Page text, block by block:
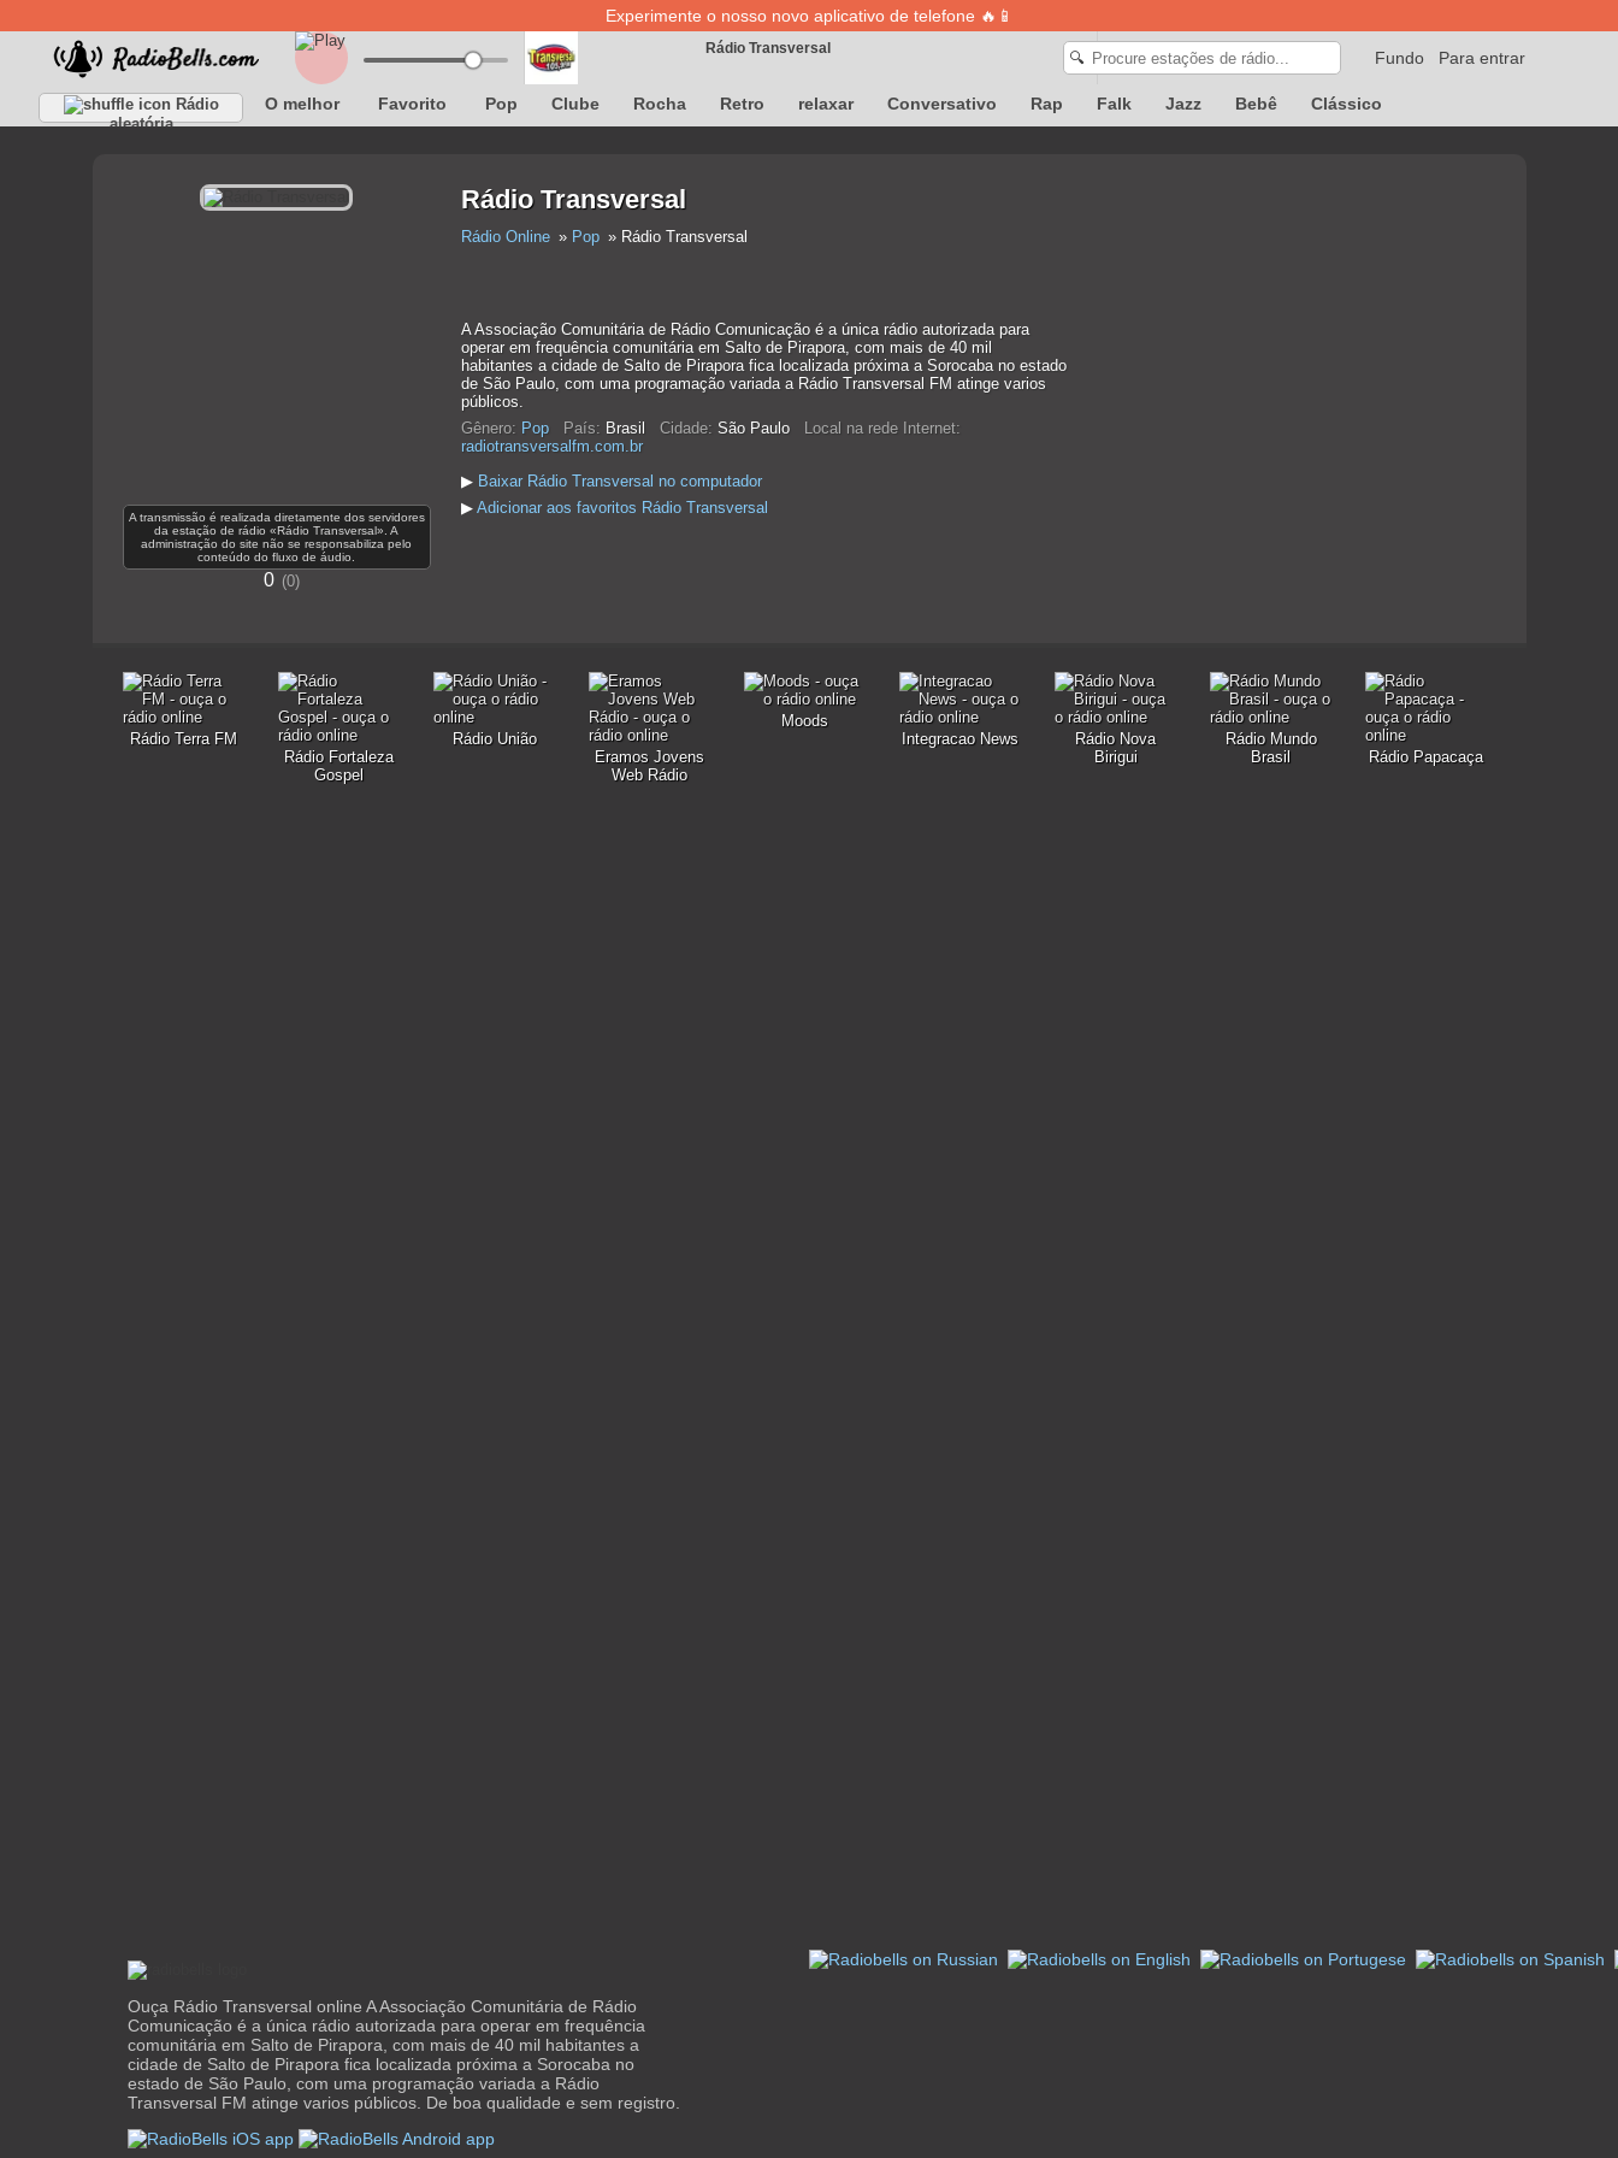
Experimente o nosso novo aplicativo de telefone 🔥📱
Para entrar
Fundo
🔍
Rádio Transversal
A definição de músicas está temporariamente indisponível
Rádio
aleatória
O melhor Favorito Pop Clube Rocha Retro relaxar Conversativo Rap Falk Jazz Bebê Clássico
A transmissão é realizada diretamente dos servidores
da estação de rádio «Rádio Transversal». A
administração do site não se responsabiliza pelo
conteúdo do fluxo de áudio.
0 0
Rádio Transversal
Rádio Online Pop Rádio Transversal
A Associação Comunitária de Rádio Comunicação é a única rádio autorizada para
operar em frequência comunitária em Salto de Pirapora, com mais de 40 mil
habitantes a cidade de Salto de Pirapora fica localizada próxima a Sorocaba no estado
de São Paulo, com uma programação variada a Rádio Transversal FM atinge varios
públicos.
Gênero: Pop País: Brasil Cidade: São Paulo
Local na rede Internet:
radiotransversalfm.com.br
▶ Baixar Rádio Transversal no computador
▶ Adicionar aos favoritos Rádio Transversal
Rádio Terra FM
Rádio Fortaleza
Gospel
Rádio União
Eramos Jovens
Web Rádio
Moods
Integracao News
Rádio Nova
Birigui
Rádio Mundo
Brasil
Rádio Papacaça
Ouça Rádio Transversal online A Associação Comunitária de Rádio
Comunicação é a única rádio autorizada para operar em frequência
comunitária em Salto de Pirapora, com mais de 40 mil habitantes a
cidade de Salto de Pirapora fica localizada próxima a Sorocaba no
estado de São Paulo, com uma programação variada a Rádio
Transversal FM atinge varios públicos. De boa qualidade e sem registro.